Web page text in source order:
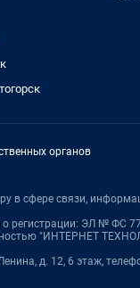
органов
в сфере связи,
регистрации: ЭЛ № ФС
"ИНТЕРНЕТ
д. 12, 6 этаж,